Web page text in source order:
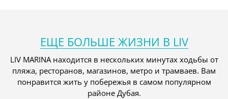
ЕЩЕ БОЛЬШЕ ЖИЗНИ В LIV
LIV MARINA находится в нескольких минутах ходьбы от
пляжа, ресторанов, магазинов, метро и трамваев. Вам
понравится жить у побережья в самом популярном
районе Дубая.